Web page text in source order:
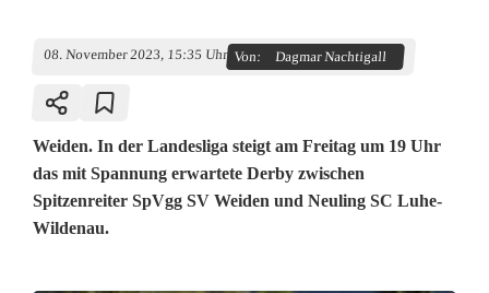
08. November 2023, 15:35 Uhr Von: Dagmar Nachtigall
Weiden. In der Landesliga steigt am Freitag um 19 Uhr
das mit Spannung erwartete Derby zwischen
Spitzenreiter SpVgg SV Weiden und Neuling SC Luhe-
Wildenau.